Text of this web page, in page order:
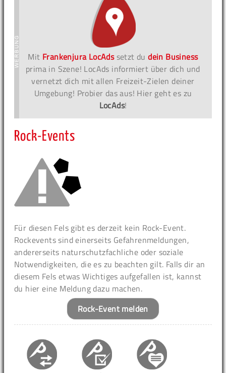
Mit Frankenjura LocAdssetzt dudein Business
prima in Szene! LocAds informiert über dich und
vernetzt dich mit allen Freizeit-Zielen deiner
Umgebung! Probier das aus! Hier geht es zu
LocAds!
Rock-Events
Für diesen Fels gibt es derzeit kein Rock-Event.
Rockevents sind einerseits Gefahrenmeldungen,
andererseits naturschutzfachliche oder soziale
Notwendigkeiten, die es zu beachten gilt. Falls dir an
diesem Fels etwas Wichtiges aufgefallen ist, kannst
du hier eine Meldung dazu machen.
Rock-Event melden